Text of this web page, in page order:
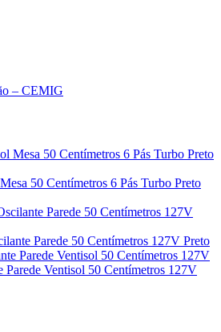
– CEMIG
50 Centímetros 6 Pás Turbo Preto
Parede 50 Centímetros 127V Preto
Parede Ventisol 50 Centímetros 127V